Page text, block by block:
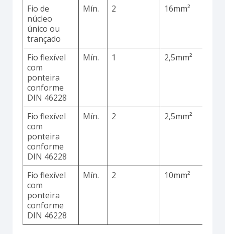
Fio de
núcleo
único ou
trançado
Mín. 2 16mm²
Fio flexível
com
ponteira
conforme
DIN 46228
Mín. 1 2,5mm²
Fio flexível
com
ponteira
conforme
DIN 46228
Mín. 2 2,5mm²
Fio flexível
com
ponteira
conforme
DIN 46228
Mín. 2 10mm²